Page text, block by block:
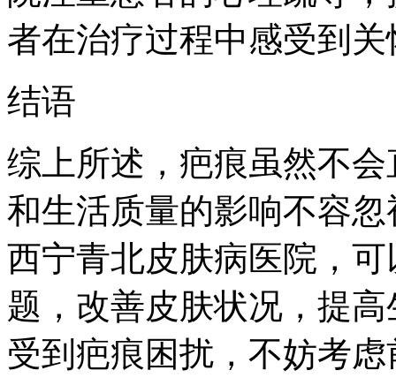
者在治疗过程中感受到
结语
综上所述，疤痕虽然不
和生活质量的影响不容
西宁青北皮肤病医院，
题，改善皮肤状况，提
受到疤痕困扰，不妨考